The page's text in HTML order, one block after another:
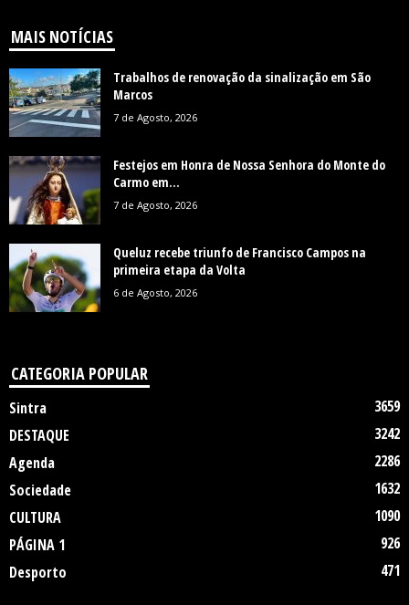
MAIS NOTÍCIAS
Trabalhos de renovação da sinalização em São
Marcos
7 de Agosto, 2026
Festejos em Honra de Nossa Senhora do Monte do
Carmo em...
7 de Agosto, 2026
Queluz recebe triunfo de Francisco Campos na
primeira etapa da Volta
6 de Agosto, 2026
CATEGORIA POPULAR
Sintra
3659
DESTAQUE
3242
Agenda
2286
Sociedade
1632
CULTURA
1090
PÁGINA 1
926
Desporto
471